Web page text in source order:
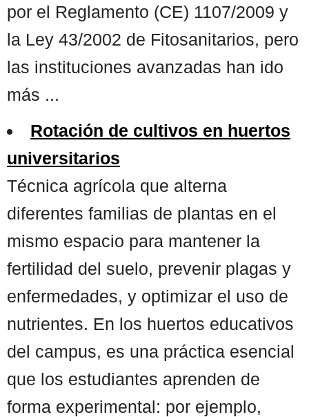
por el Reglamento (CE) 1107/2009 y
la Ley 43/2002 de Fitosanitarios, pero
las instituciones avanzadas han ido
más ...
Rotación de cultivos en huertos
universitarios
Técnica agrícola que alterna
diferentes familias de plantas en el
mismo espacio para mantener la
fertilidad del suelo, prevenir plagas y
enfermedades, y optimizar el uso de
nutrientes. En los huertos educativos
del campus, es una práctica esencial
que los estudiantes aprenden de
forma experimental: por ejemplo,